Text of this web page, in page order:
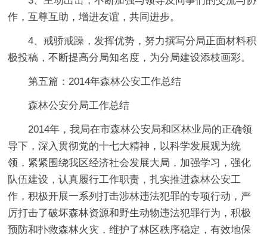
作，互尊互助，增进友谊，共同进步。
4、戒骄戒躁，发挥优势，努力撰写分局正面材料积
极投稿，不断提高分局知名度，为分局建设添枝画彩。
第五篇：2014年森林公安工作总结
森林公安分局工作总结
2014年，我局在市森林公安局和区林业局的正确领
导下，深入贯彻党的十七大精神，以科学发展观为统
领，紧紧围绕我区经济社会发展大局，加强学习，强化
队伍建设，认真履行工作职责，扎实推进森林公安工
作，积极开展一系列打击涉林违法犯罪的专项行动，严
厉打击了破坏森林资源和野生动物违法犯罪行为，积极
预防和扑救森林火灾，维护了林区秩序稳定，有效地保